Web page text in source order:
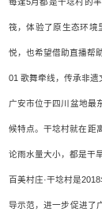
筏，体验了原生态环境
悦，也希望借助直播帮
01 歌舞牵线，传承非遗
广安市位于四川盆地最
候特点。干埝村就在距
论雨水量大小，都是干
百美村庄·干埝村是
导示范，进一步促进了